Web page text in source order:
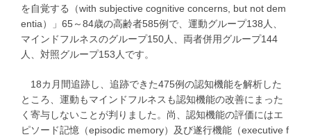
を自覚する（with subjective cognitive concerns, but not dem
entia）」65～84歳の高齢者585例で、運動グループ138人、
マインドフルネスのグループ150人、両者併用グループ144
人、対照グループ153人です。
18カ月間追跡し、追跡できた475例の認知機能を解析した
ところ、運動もマインドフルネスも認知機能の改善にまった
く寄与しないことが判りました。尚、認知機能の評価にはエ
ピソード記憶（episodic memory）及び遂行機能（executive f